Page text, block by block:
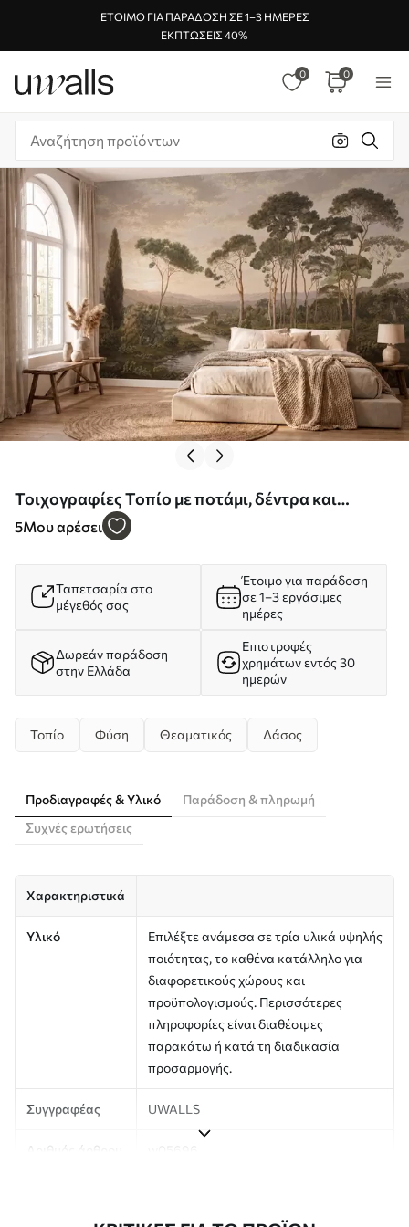
ΈΤΟΙΜΟ ΓΙΑ ΠΑΡΆΔΟΣΗ ΣΕ 1–3 ΗΜΈΡΕΣ
ΕΚΠΤΏΣΕΙΣ 40%
0 0
Τοιχογραφίες Τοπίο με ποτάμι, δέντρα και
λόφους στο βάθος Nr. w05696
5Μου αρέσει
Ταπετσαρία στο
μέγεθός σας
Έτοιμο για παράδοση
σε 1–3 εργάσιμες
ημέρες
Δωρεάν παράδοση
στην Ελλάδα
Επιστροφές
χρημάτων εντός 30
ημερών
Τοπίο Φύση Θεαματικός Δάσος
Προδιαγραφές & Υλικό
Παράδοση & πληρωμή
Συχνές ερωτήσεις
Χαρακτηριστικά
Υλικό
Επιλέξτε ανάμεσα σε τρία υλικά υψηλής
ποιότητας, το καθένα κατάλληλο για
διαφορετικούς χώρους και
προϋπολογισμούς. Περισσότερες
πληροφορίες είναι διαθέσιμες
παρακάτω ή κατά τη διαδικασία
προσαρμογής.
Συγγραφέας UWALLS
Αριθμός άρθρου